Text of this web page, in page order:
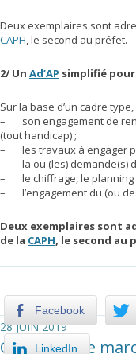
Deux exemplaires sont
CAPH, le second au préfet.
2/ Un Ad’AP simplifié pour
Sur la base d’un cadre
– son engagement de
(tout handicap) ;
– les travaux à engager
– la ou (les) demande(s)
– le chiffrage, le planning
– l’engagement du (ou
Deux exemplaires sont
de la CAPH, le second au
Facebook
LinkedIn
28 JUIN 2019
Quels nez de